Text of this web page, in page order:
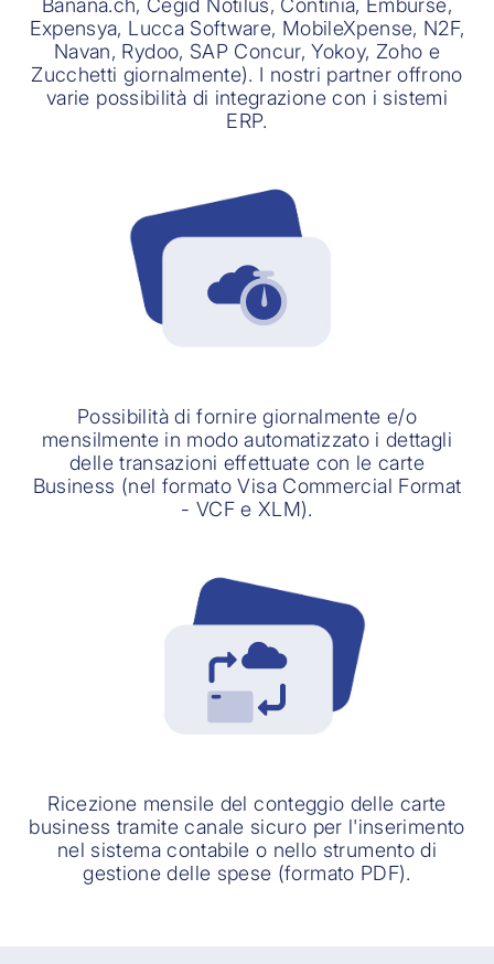
Banana.ch, Cegid Notilus, Continia, Emburse,
Expensya, Lucca Software, MobileXpense, N2F,
Navan, Rydoo, SAP Concur, Yokoy, Zoho e
Zucchetti giornalmente). I nostri partner offrono
varie possibilità di integrazione con i sistemi
ERP.
Possibilità di fornire giornalmente e/o
mensilmente in modo automatizzato i dettagli
delle transazioni effettuate con le carte
Business (nel formato Visa Commercial Format
- VCF e XLM).
Ricezione mensile del conteggio delle carte
business tramite canale sicuro per l'inserimento
nel sistema contabile o nello strumento di
gestione delle spese (formato PDF).